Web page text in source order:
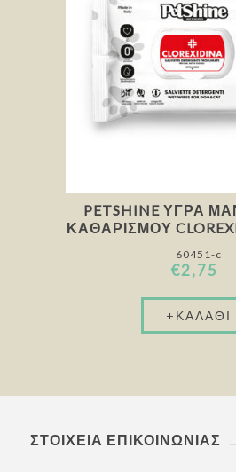
PETSHINE ΥΓΡΆ
ΚΑΘΑΡΙΣΜΟΎ
60451-c
€2,75
ΣΤΟΙΧΕΊΑ ΕΠΙΚΟΙΝΩΝΊΑΣ